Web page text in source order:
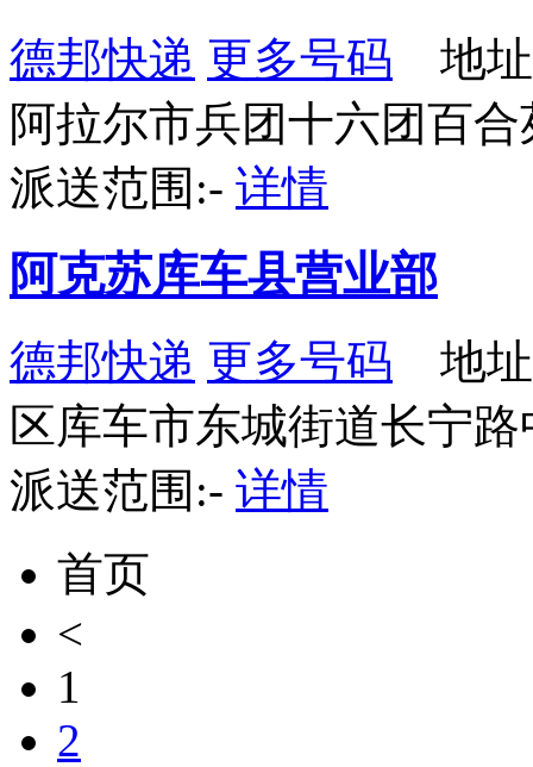
德邦快递 更多号码 地址
阿拉尔市兵团十六团百
派送范围:- 详情
阿克苏库车县营业部
德邦快递 更多号码 地址
区库车市东城街道长宁
派送范围:- 详情
首页
<
1
2